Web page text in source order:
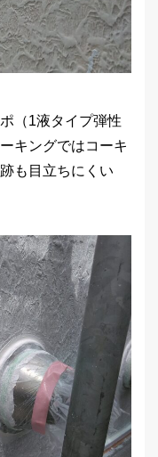
（1液タイプ弾性
キングではコーキ
も目立ちにくい